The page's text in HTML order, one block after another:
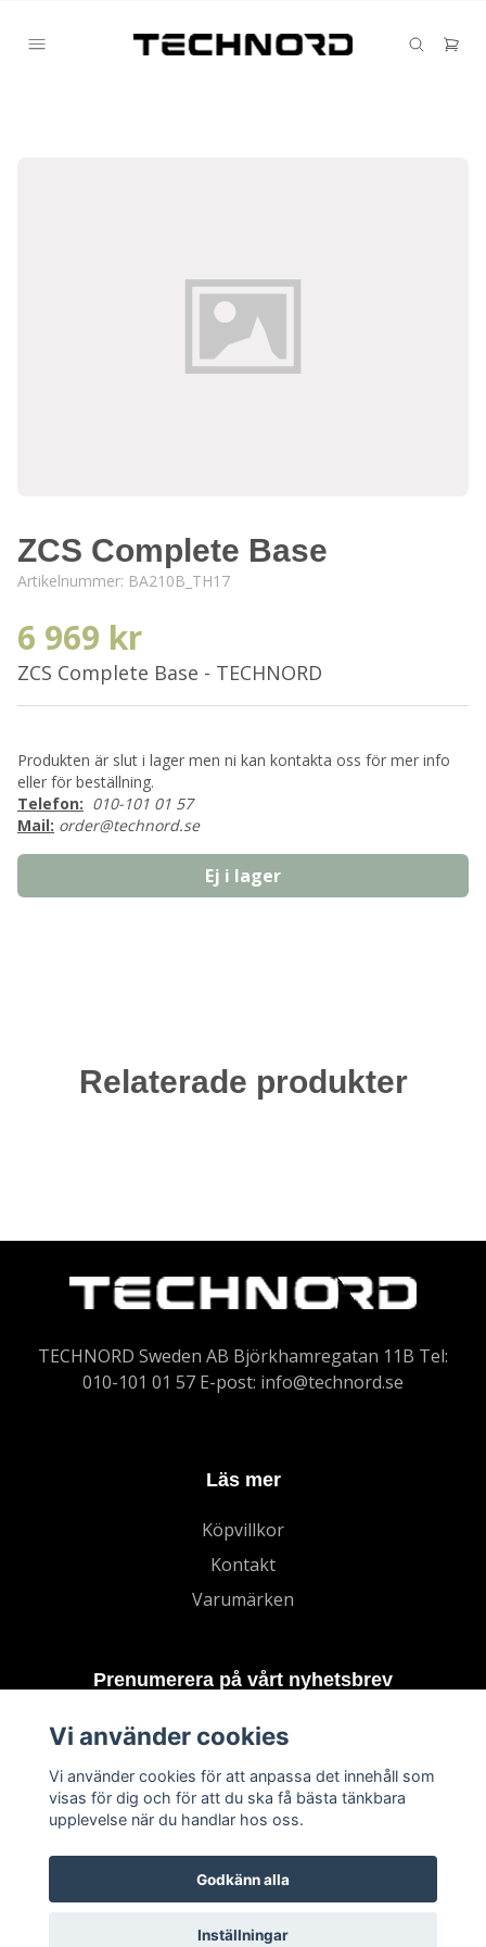
ZCS Complete Base
Artikelnummer: BA210B_TH17
6 969 kr
ZCS Complete Base - TECHNORD
Produkten är slut i lager men ni kan kontakta oss för mer info
eller för beställning.
Telefon: 010-101 01 57
Mail: order@technord.se
Ej i lager
Relaterade produkter
TECHNORD Sweden AB Björkhamregatan 11B Tel:
010-101 01 57 E-post: info@technord.se
Läs mer
Köpvillkor
Kontakt
Varumärken
Prenumerera på vårt nyhetsbrev
Vi använder cookies
Vi använder cookies för att anpassa det innehåll som
visas för dig och för att du ska få bästa tänkbara
upplevelse när du handlar hos oss.
Godkänn alla
Inställningar